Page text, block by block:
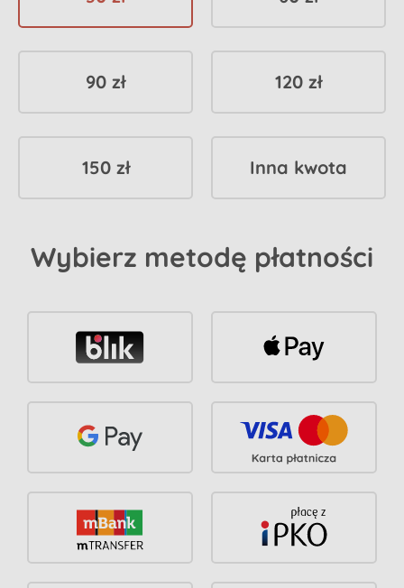
90 zł 120 zł
150 zł Inna kwota
Wybierz metodę płatności